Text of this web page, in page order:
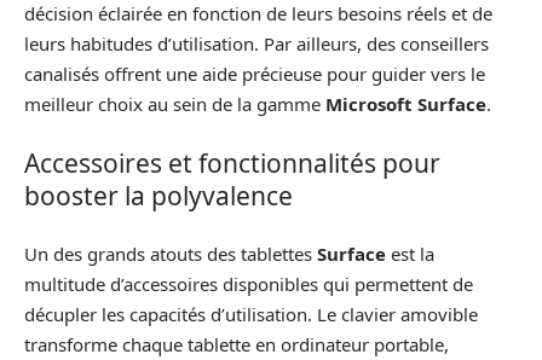
décision éclairée en fonction de leurs besoins réels et de
leurs habitudes d’utilisation. Par ailleurs, des conseillers
canalisés offrent une aide précieuse pour guider vers le
meilleur choix au sein de la gamme Microsoft Surface.
Accessoires et fonctionnalités pour
booster la polyvalence
Un des grands atouts des tablettes Surface est la
multitude d’accessoires disponibles qui permettent de
décupler les capacités d’utilisation. Le clavier amovible
transforme chaque tablette en ordinateur portable,